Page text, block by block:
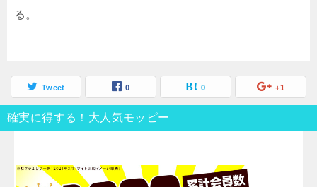
る。
Tweet 0 0 +1
確実に得する！大人気モッピー